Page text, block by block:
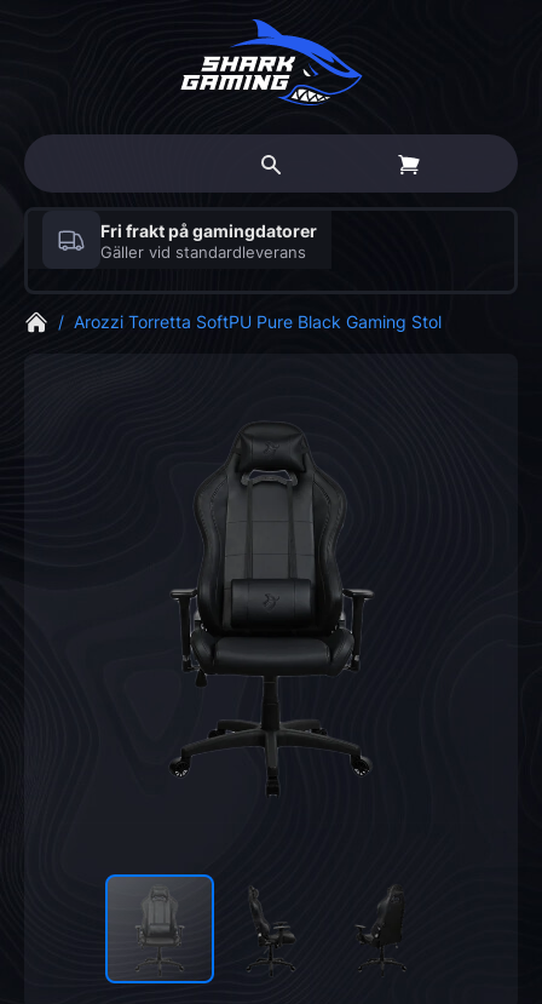
Fri frakt på gamingdatorer
Gäller vid standardleverans
/ Arozzi Torretta SoftPU Pure Black Gaming Stol